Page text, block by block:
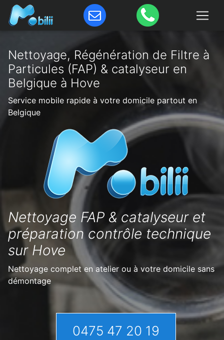
Nettoyage, Régénération de Filtre à
Particules (FAP) & catalyseur en
Belgique à Hove
Service mobile rapide à votre domicile partout en
Belgique
Nettoyage FAP & catalyseur et
préparation contrôle technique
sur Hove
Nettoyage complet en atelier ou à votre domicile sans
démontage
0475 47 20 19